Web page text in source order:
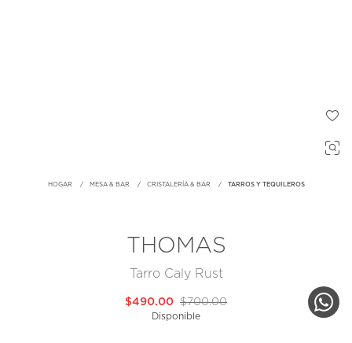
HOGAR MESA & BAR CRISTALERÍA & BAR TARROS Y TEQUILEROS
THOMAS
Tarro Caly Rust
$700.00
$490.00
Disponible